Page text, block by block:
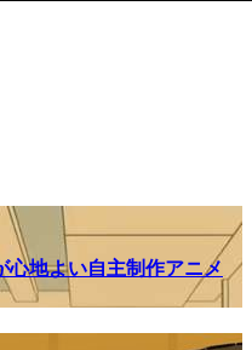
心地よい自主制作アニメ